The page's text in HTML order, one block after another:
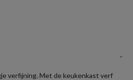
-
verfijning. Met de keukenkast verf